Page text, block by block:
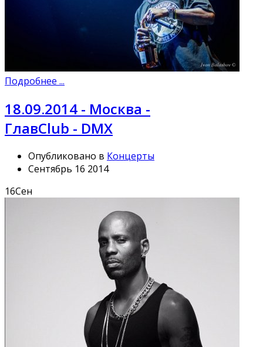
Подробнее ...
18.09.2014 - Москва -
ГлавClub - DMX
Опубликовано в Концерты
Сентябрь 16 2014
16Сен